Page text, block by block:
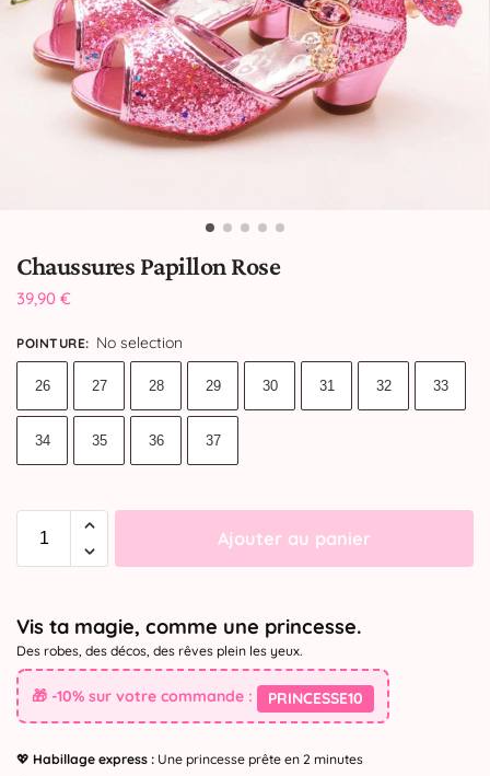
Chaussures Papillon Rose
39,90 €
POINTURE: No selection
26 27 28 29 30 31 32 33
34 35 36 37
Ajouter au panier
Vis ta magie, comme une princesse.
Des robes, des décos, des rêves plein les yeux.
🎁 -10% sur votre commande : PRINCESSE10
💖 Habillage express : Une princesse prête en 2 minutes